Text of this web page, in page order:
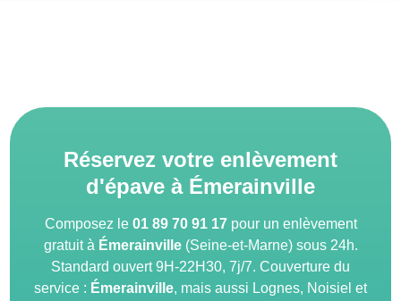
Réservez votre enlèvement
d'épave à Émerainville
Composez le 01 89 70 91 17pour un enlèvement
gratuit à Émerainville(Seine-et-Marne) sous 24h.
Standard ouvert 9H-22H30, 7j/7. Couverture du
service : Émerainville, mais aussi Lognes, Noisiel et